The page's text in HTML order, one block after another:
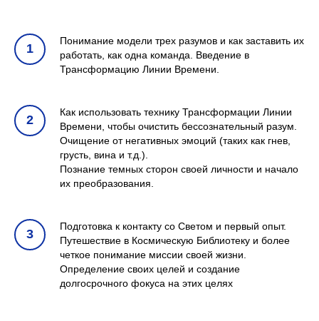
Понимание модели трех разумов и как заставить их
работать, как одна команда. Введение в
Трансформацию Линии Времени.
Как использовать технику Трансформации Линии
Времени, чтобы очистить бессознательный разум.
Очищение от негативных эмоций (таких как гнев,
грусть, вина и т.д.).
Познание темных сторон своей личности и начало
их преобразования.
Подготовка к контакту со Светом и первый опыт.
Путешествие в Космическую Библиотеку и более
четкое понимание миссии своей жизни.
Определение своих целей и создание
долгосрочного фокуса на этих целях